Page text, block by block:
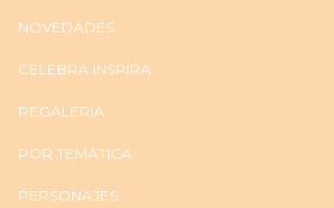
NOVEDADES
CELEBRA INSPIRA
REGALERIA
POR TEMÁTICA
PERSONAJES